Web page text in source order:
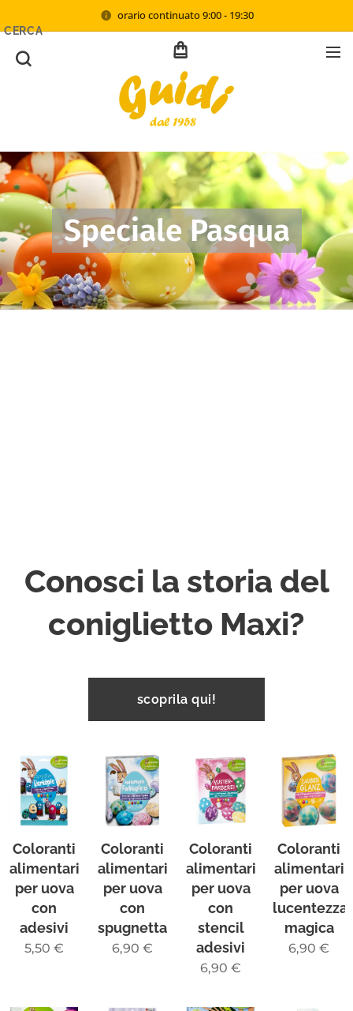
orario continuato 9:00 - 19:30
CERCA
Speciale Pasqua
Conosci la storia del
coniglietto Maxi?
scoprila qui!
Coloranti
alimentari
per uova
con
adesivi
5,50 €
Coloranti
alimentari
per uova
con
spugnetta
6,90 €
Coloranti
alimentari
per uova
con
stencil
adesivi
6,90 €
Coloranti
alimentari
per uova
lucentezza
magica
6,90 €